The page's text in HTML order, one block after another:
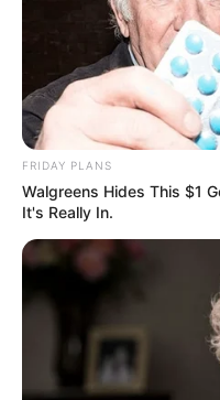
• August 22,
FRIDAY PLANS
Walgreens Hides This $1
It's Really In.